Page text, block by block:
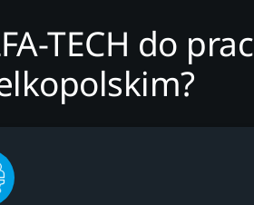
TECH do prac